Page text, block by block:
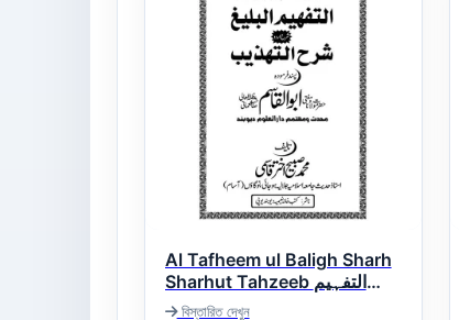
Al Tafheem ul Baligh Sharh
Sharhut Tahzeeb التفہیم
البلیغ شرح اردو شرح التہذیب
বিস্তারিত দেখুন